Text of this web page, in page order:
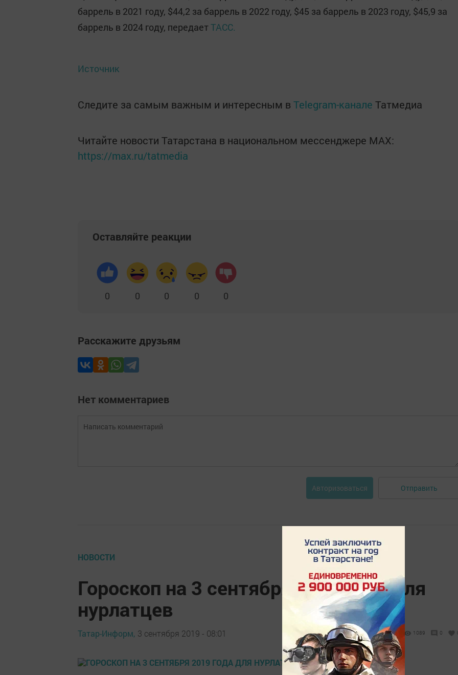
баррель в 2021 году, $44,2 за баррель в 2022 году, $45 за баррель в 2023 году, $45,9 за
баррель в 2024 году, передаетТАСС.
Источник
Следите за самым важным и интересным в Telegram-канале Татмедиа
Читайте новости Татарстана в национальном мессенджере MАХ:
https://max.ru/tatmedia
Оставляйте реакции
0 0 0 0 0
Расскажите друзьям
Нет комментариев
Авторизоваться Отправить
НОВОСТИ
Гороскоп на 3 сентября 2019 года для
нурлатцев
Татар-Информ, 3 сентября 2019 - 08:01 1089 0